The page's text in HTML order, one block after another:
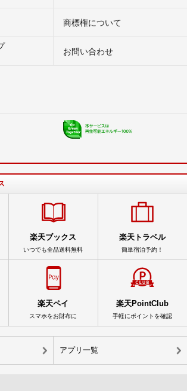
商標権について
お問い合わせ
楽天ブックス
いつでも全品送料無料
楽天トラベル
簡単宿泊予約！
楽天ペイ
スマホをお財布に
楽天PointClub
手軽にポイントを確認
アプリ一覧